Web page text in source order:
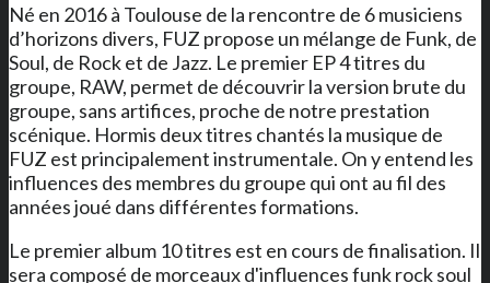
Né en 2016 à Toulouse de la rencontre de 6 musiciens
d’horizons divers, FUZ propose un mélange de Funk, de
Soul, de Rock et de Jazz. Le premier EP 4 titres du
groupe, RAW, permet de découvrir la version brute du
groupe, sans artifices, proche de notre prestation
scénique. Hormis deux titres chantés la musique de
FUZ est principalement instrumentale. On y entend les
influences des membres du groupe qui ont au fil des
années joué dans différentes formations.
Le premier album 10 titres est en cours de finalisation. Il
sera composé de morceaux d'influences funk rock soul